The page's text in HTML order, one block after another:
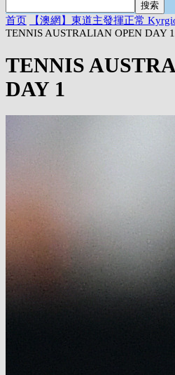
首页
【澳網】東道主發揮正常
TENNIS AUSTRALIAN OPEN DAY 1
TENNIS
DAY 1